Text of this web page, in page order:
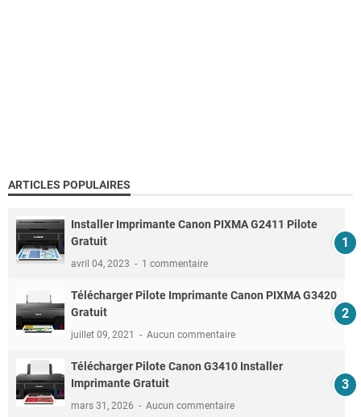
ARTICLES POPULAIRES
Installer Imprimante Canon PIXMA G2411 Pilote
Gratuit
avril 04, 2023 1 commentaire
Télécharger Pilote Imprimante Canon PIXMA G3420
Gratuit
juillet 09, 2021 Aucun commentaire
Télécharger Pilote Canon G3410 Installer
Imprimante Gratuit
mars 31, 2026 Aucun commentaire